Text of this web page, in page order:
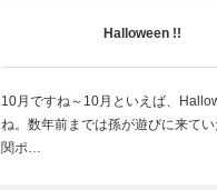
Halloween !!
10月ですね～10月といえば、
ね。数年前までは孫が遊びに来て
関ポ…